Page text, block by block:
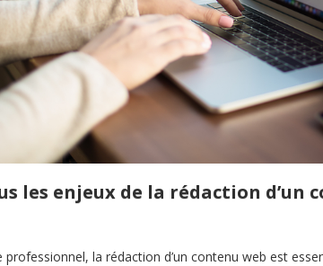
les enjeux de la rédaction d’un
professionnel, la rédaction d’un contenu web est